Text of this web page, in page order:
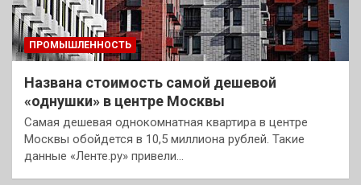
ПРОМЫШЛЕННОСТЬ
Названа стоимость самой дешевой
«однушки» в центре Москвы
Самая дешевая однокомнатная квартира в центре
Москвы обойдется в 10,5 миллиона рублей. Такие
данные «Ленте.ру» привели…